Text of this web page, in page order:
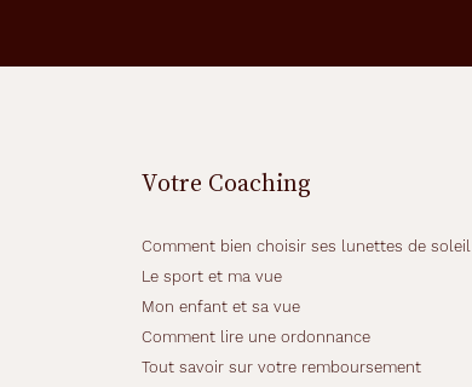
r
u
e
t
e
s
L
Votre Coaching
Comment bien choisir ses lunettes de soleil
Le sport et ma vue
Mon enfant et sa vue
Comment lire une ordonnance
Tout savoir sur votre remboursement